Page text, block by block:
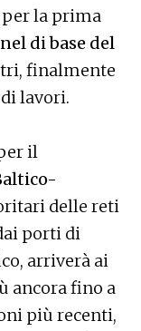
per la prima
di base del
finalmente
lavori.
il
delle reti
porti di
arriverà ai
ancora fino a
più recenti,